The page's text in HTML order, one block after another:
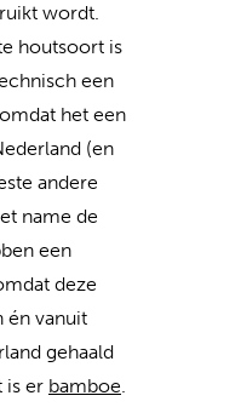
wordt.
houtsoort is
een
het een
(en
andere
name de
een
deze
én vanuit
gehaald
is er bamboe.